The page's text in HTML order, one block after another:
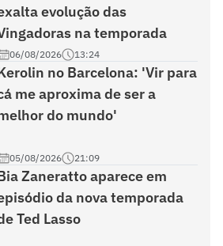
evolução das
na temporada
06/08/2026 13:24
no Barcelona: 'Vir para
me aproxima de ser a
do mundo'
05/08/2026 21:09
Zaneratto aparece em
da nova temporada
Ted Lasso